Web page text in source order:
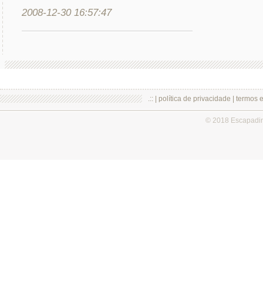
2008-12-30 16:57:47
.:: | política de privacidade termos
© 2018